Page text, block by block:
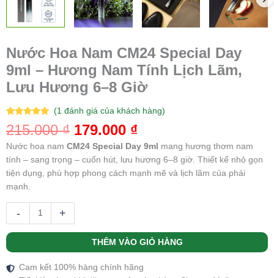
Nước Hoa Nam CM24 Special Day
9ml – Hương Nam Tính Lịch Lãm,
Lưu Hương 6–8 Giờ
5.00 trên 5
dựa trên
1
(1đánh giá của khách hàng)
215.000₫ 179.000 ₫
Nước hoa nam CM24 Special Day 9ml mang hương thơm nam
tính – sang trọng – cuốn hút, lưu hương 6–8 giờ. Thiết kế nhỏ gọn
tiện dụng, phù hợp phong cách mạnh mẽ và lịch lãm của phái
mạnh.
- +
THÊM VÀO GIỎ HÀNG
Cam kết 100% hàng chính hãng